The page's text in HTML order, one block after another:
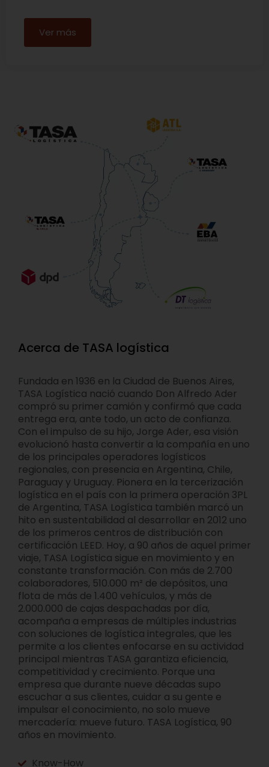
Ver más
Acerca de TASA logística
Fundada en 1936 en la Ciudad de Buenos Aires,
TASA Logística nació cuando Don Alfredo Ader
compró su primer camión y confirmó que cada
entrega era, ante todo, un acto de confianza.
Con el impulso de su hijo, Jorge Ader, esa visión
evolucionó hasta convertir a la compañía en uno
de los principales operadores logísticos
regionales, con presencia en Argentina, Chile,
Paraguay y Uruguay. Pionera en la tercerización
logística en el país con la primera operación 3PL
de Argentina, TASA Logística también marcó un
hito en sustentabilidad al desarrollar en 2012 uno
de los primeros centros de distribución con
certificación LEED. Hoy, a 90 años de aquel primer
viaje, TASA Logística sigue en movimiento y en
constante transformación. Con más de 2.700
colaboradores, 510.000 m² de depósitos, una
flota de más de 1.400 vehículos, y más de
2.000.000 de cajas despachadas por día,
acompaña a empresas de múltiples industrias
con soluciones de logística integrales, que les
permite a los clientes enfocarse en su actividad
principal mientras TASA garantiza eficiencia,
competitividad y crecimiento. Porque una
empresa que durante nueve décadas supo
escuchar a sus clientes, cuidar a su gente e
impulsar el conocimiento, no solo mueve
mercadería: mueve futuro. TASA Logística, 90
años en movimiento.
Know-How